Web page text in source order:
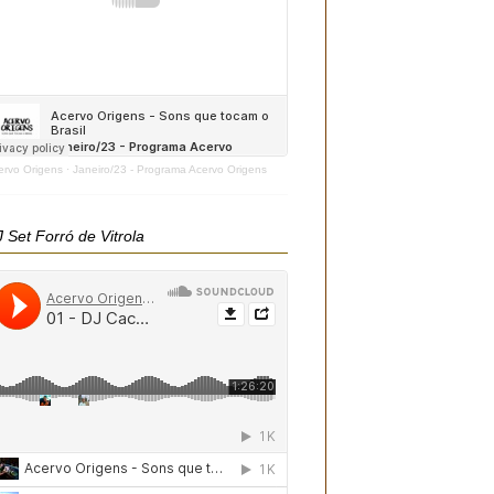
Origens · Janeiro/23 - Programa Acervo Origens
Set Forró de Vitrola